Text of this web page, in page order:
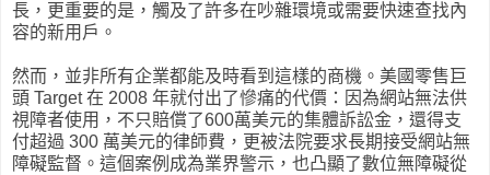
長，更重要的是，觸及了許多在吵雜環境或需要快速查找內
容的新用戶。
然而，並非所有企業都能及時看到這樣的商機。美國零售巨
頭 Target 在 2008 年就付出了慘痛的代價：因為網站無法供
視障者使用，不只賠償了600萬美元的集體訴訟金，還得支
付超過 300 萬美元的律師費，更被法院要求長期接受網站無
障礙監督。這個案例成為業界警示，也凸顯了數位無障礙從